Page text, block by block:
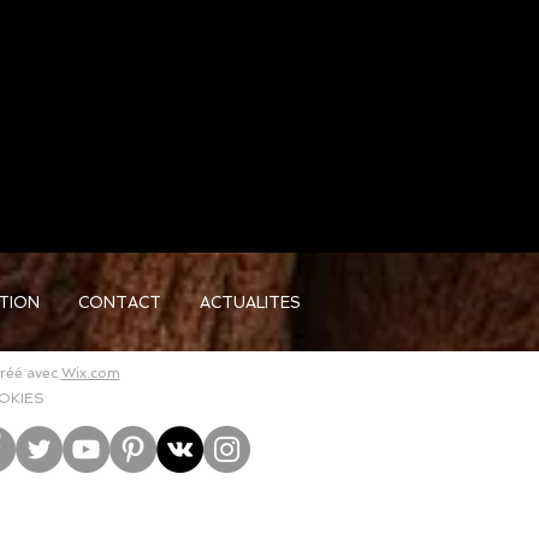
CONTACT ACTUALITES
avec Wix.com